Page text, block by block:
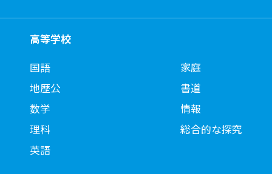
高等学校
国語
地歴公
数学
理科
英語
家庭
書道
情報
総合的な探究